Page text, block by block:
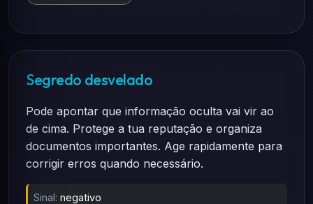
Segredo desvelado
Pode apontar que informação oculta vai vir ao
de cima. Protege a tua reputação e organiza
documentos importantes. Age rapidamente para
corrigir erros quando necessário.
Sinal: negativo